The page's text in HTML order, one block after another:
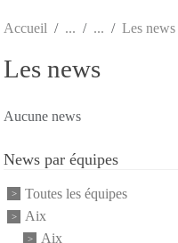
Accueil Les news
Les news
Aucune news
News par équipes
Toutes les équipes
Aix
Aix